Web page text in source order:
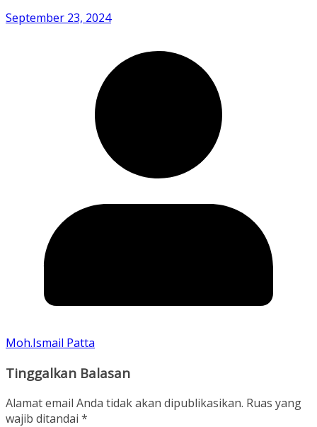
September 23, 2024
Moh.Ismail Patta
Tinggalkan Balasan
Alamat email Anda tidak akan dipublikasikan. Ruas yang
wajib ditandai *